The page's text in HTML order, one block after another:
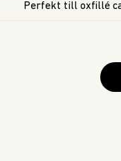
Perfekt till oxfillé